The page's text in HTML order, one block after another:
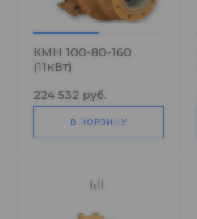
КМН 100-80-160
(11кВт)
224 532 руб.
В КОРЗИНУ